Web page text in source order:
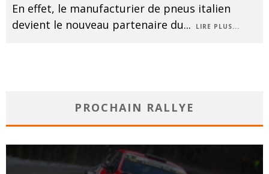
En effet, le manufacturier de pneus italien
devient le nouveau partenaire du... LIRE PLUS...
PROCHAIN RALLYE